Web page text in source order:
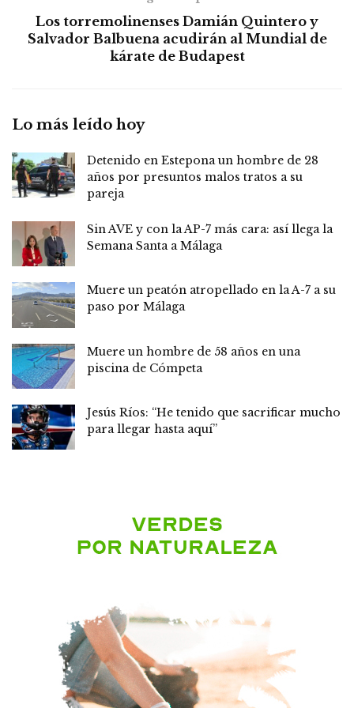
Los torremolinenses Damián Quintero y
Salvador Balbuena acudirán al Mundial de
kárate de Budapest
Lo más leído hoy
Detenido en Estepona un hombre de 28
años por presuntos malos tratos a su
pareja
Sin AVE y con la AP-7 más cara: así llega la
Semana Santa a Málaga
Muere un peatón atropellado en la A-7 a su
paso por Málaga
Muere un hombre de 58 años en una
piscina de Cómpeta
Jesús Ríos: “He tenido que sacrificar mucho
para llegar hasta aquí”